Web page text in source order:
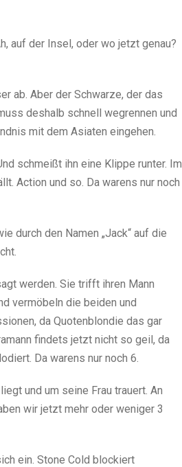
auf der Insel, oder wo jetzt genau?
ab. Aber der Schwarze, der das
deshalb schnell wegrennen und
mit dem Asiaten eingehen.
schmeißt ihn eine Klippe runter. Im
Action und so. Da warens nur noch
durch den Namen „Jack“ auf die
werden. Sie trifft ihren Mann
vermöbeln die beiden und
da Quotenblondie das gar
findets jetzt nicht so geil, da
Da warens nur noch 6.
und um seine Frau trauert. An
wir jetzt mehr oder weniger 3
ein. Stone Cold blockiert